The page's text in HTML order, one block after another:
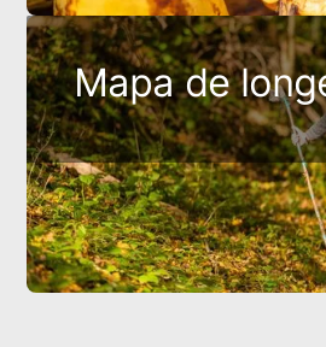
Mapa de